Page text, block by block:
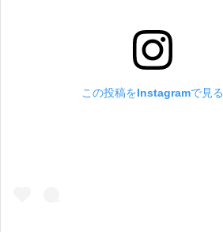
この投稿をInstagramで見る